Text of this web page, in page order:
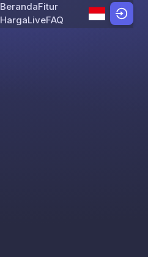
Skip to content
BerandaFitur
HargaLiveFAQ